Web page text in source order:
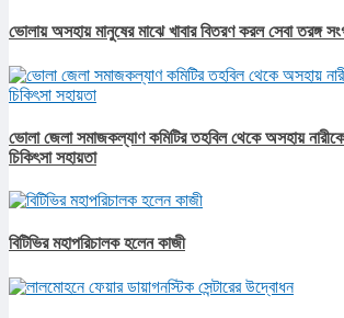
ভোলায় অসহায় মানুষের মাঝে খাবার বিতরণ করল সেবা তরঙ্গ
ভোলা জেলা সমাজকল্যাণ কমিটির তহবিল থেকে অসহায়
চিকিৎসা সহায়তা
বিটিভির মহাপরিচালক হলেন কাজী